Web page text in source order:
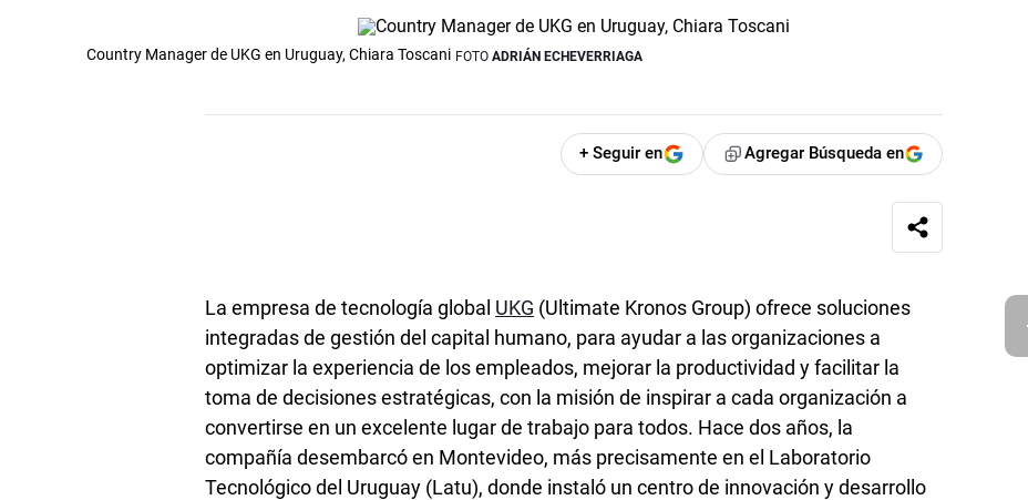
Country Manager de UKG en Uruguay, Chiara Toscani FOTO ADRIÁN ECHEVERRIAGA
+ Seguir en Agregar Búsqueda en
La empresa de tecnología global UKG (Ultimate­ Kronos Group) ofrece soluciones
integradas de gestión del capital humano, para ayudar a las organizaciones a
optimizar la experiencia de los empleados, mejorar la productividad y facilitar la
toma de decisiones estratégicas, con la misión de inspirar a cada organización a
convertirse en un excelente lugar de trabajo para todos. Hace dos años, la
compañía desembarcó en Montevideo, más precisamente en el Laboratorio
Tecnológico del Uruguay (Latu), donde instaló un centro de innovación y desarrollo